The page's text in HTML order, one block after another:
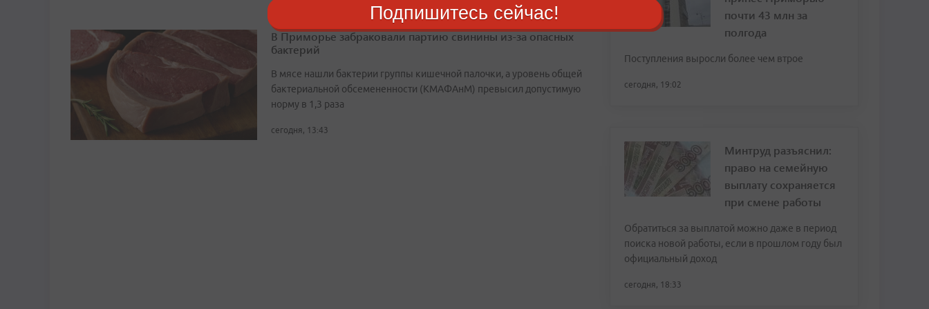
В Приморье забраковали партию свинины из-за опасных
бактерий
В мясе нашли бактерии группы кишечной палочки, а уровень общей
бактериальной обсемененности (КМАФАнМ) превысил допустимую
норму в 1,3 раза
сегодня, 13:43
почти 43 млн за
полгода
Поступления выросли более чем втрое
сегодня, 19:02
Минтруд разъяснил:
право на семейную
выплату сохраняется
при смене работы
Обратиться за выплатой можно даже в период
поиска новой работы, если в прошлом году был
официальный доход
сегодня, 18:33
Подпишитесь сейчас!